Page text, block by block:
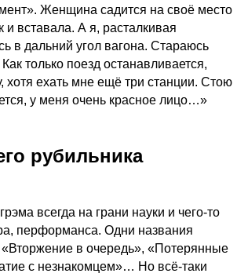
Женщина садится на своё место
и вставала. А я, расталкивая
в дальний угол вагона. Стараюсь
только поезд останавливается,
хотя ехать мне ещё три станции. Стою
у меня очень красное лицо…»
рубильника
всегда на грани науки и чего-то
перформанса. Одни названия
«Вторжение в очередь», «Потерянные
с незнакомцем»… Но всё-таки